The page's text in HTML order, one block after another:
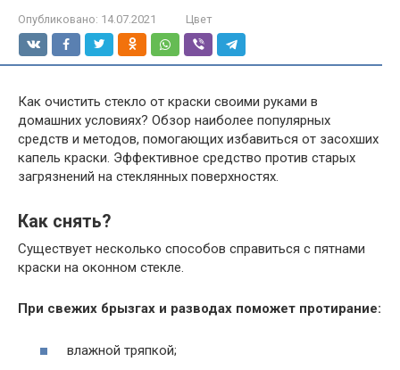
Опубликовано: 14.07.2021 Цвет
Как очистить стекло от краски своими руками в
домашних условиях? Обзор наиболее популярных
средств и методов, помогающих избавиться от засохших
капель краски. Эффективное средство против старых
загрязнений на стеклянных поверхностях.
Как снять?
Существует несколько способов справиться с пятнами
краски на оконном стекле.
При свежих брызгах и разводах поможет протирание:
влажной тряпкой;